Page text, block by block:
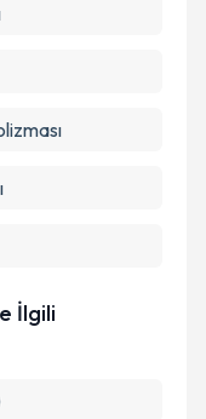
İlgili